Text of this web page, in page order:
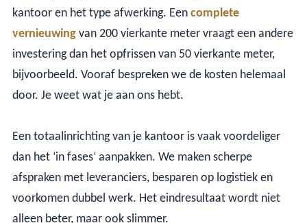
kantoor en het type afwerking. Een complete
vernieuwing van 200 vierkante meter vraagt een andere
investering dan het opfrissen van 50 vierkante meter,
bijvoorbeeld. Vooraf bespreken we de kosten helemaal
door. Je weet wat je aan ons hebt.
Een totaalinrichting van je kantoor is vaak voordeliger
dan het ‘in fases’ aanpakken. We maken scherpe
afspraken met leveranciers, besparen op logistiek en
voorkomen dubbel werk. Het eindresultaat wordt niet
alleen beter, maar ook slimmer.